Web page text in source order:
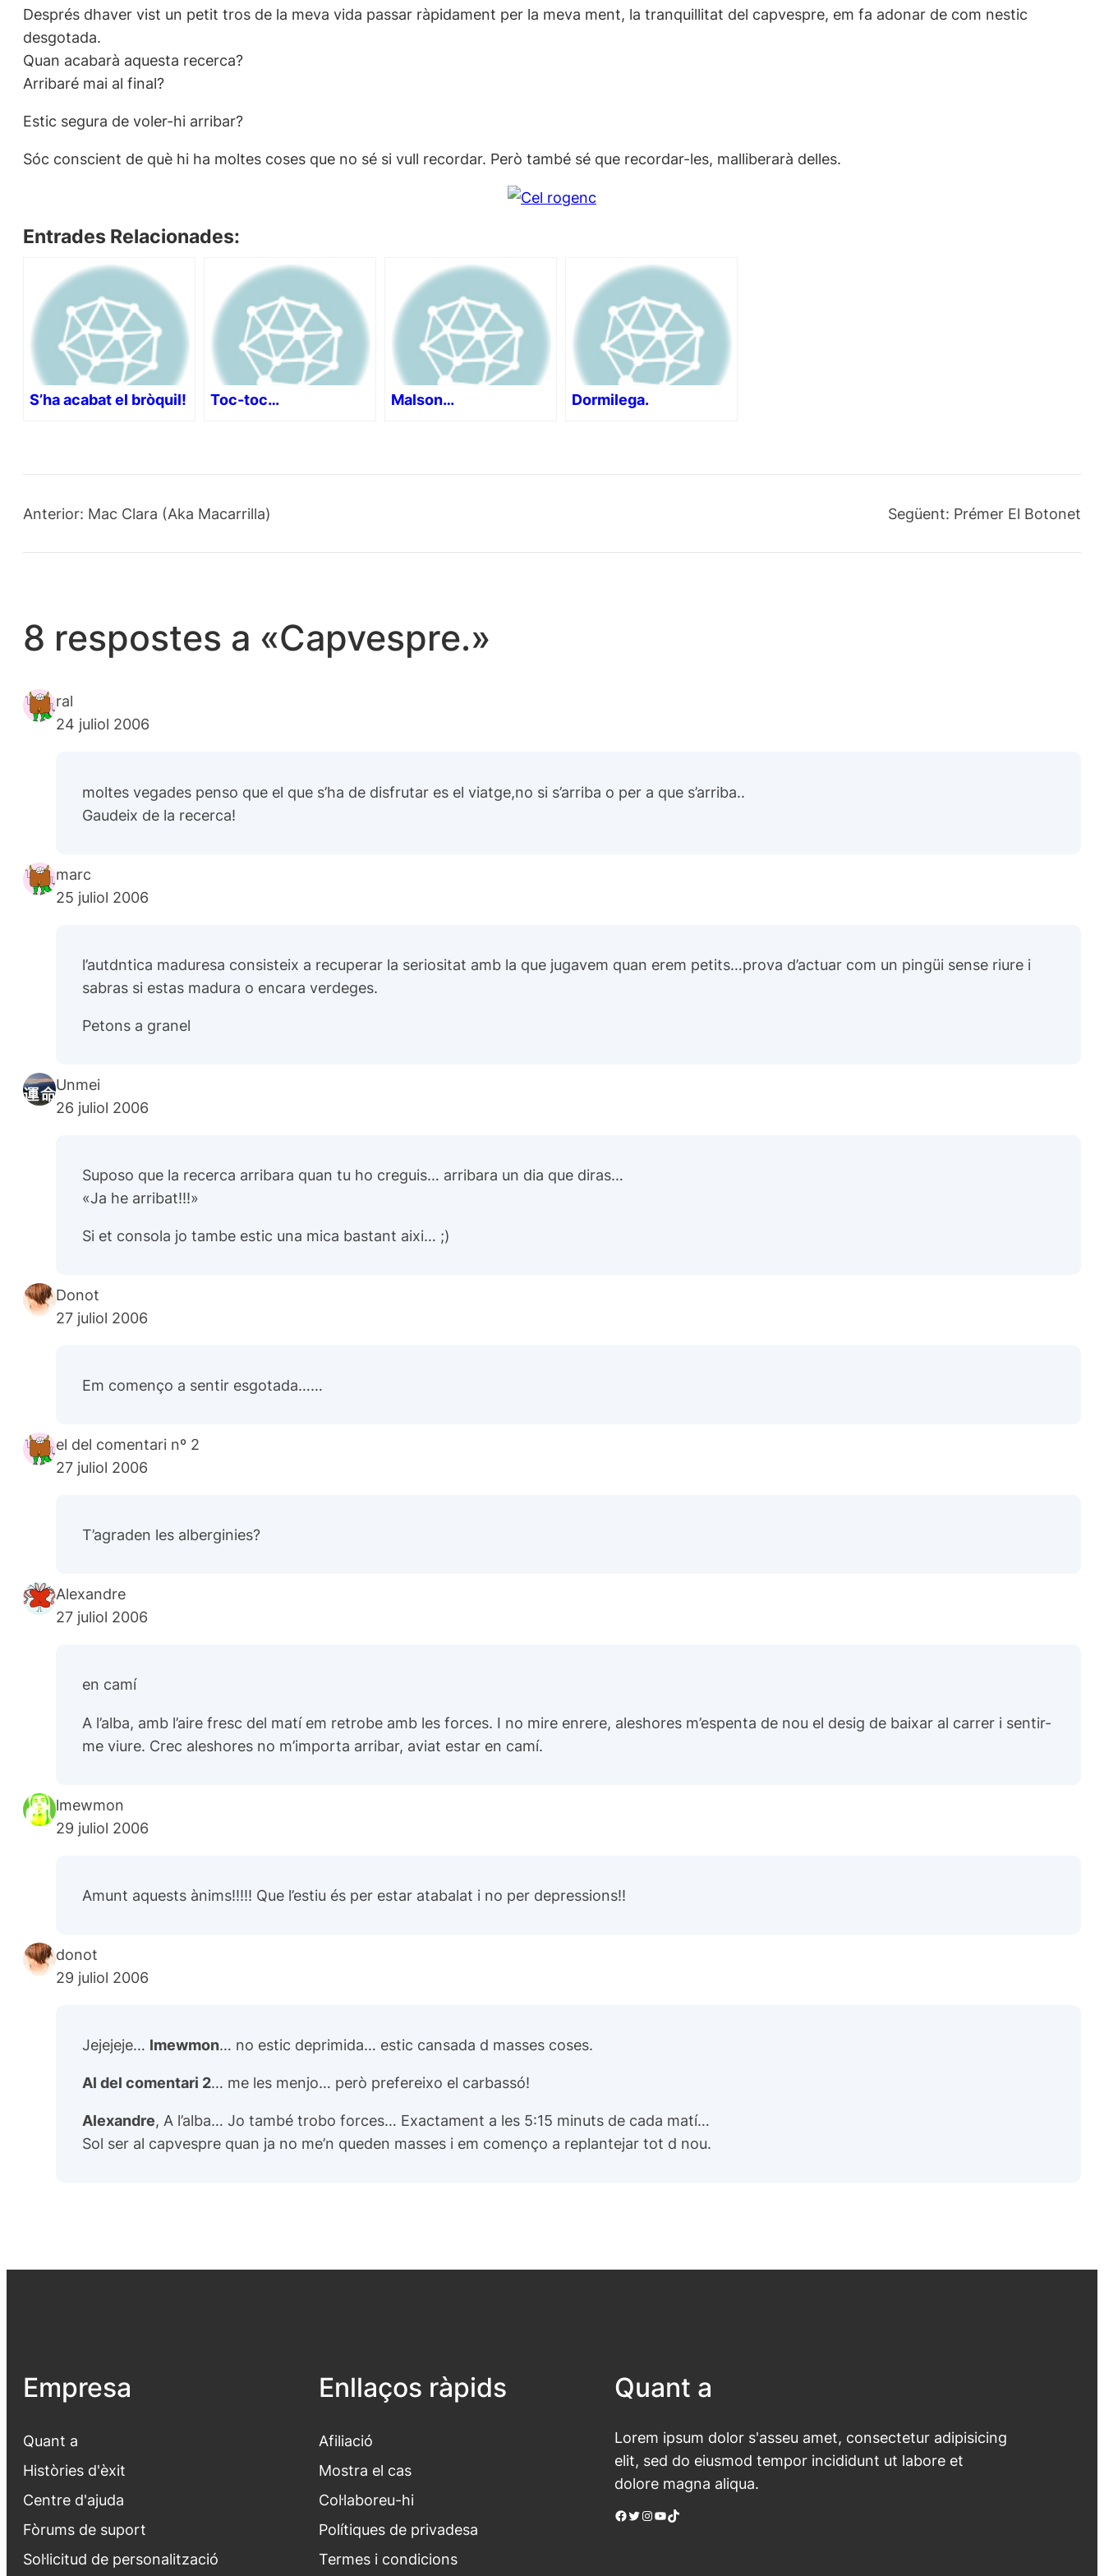
Després dhaver vist un petit tros de la meva vida passar ràpidament per la meva ment, la tranquillitat del capvespre, em fa adonar de com nestic
desgotada.
Quan acabarà aquesta recerca?
Arribaré mai al final?
Estic segura de voler-hi arribar?
Sóc conscient de què hi ha moltes coses que no sé si vull recordar. Però també sé que recordar-les, malliberarà delles.
Entrades Relacionades:
S’ha acabat el bròquil! Toc-toc… Malson… Dormilega.
Anterior: Mac Clara (Aka Macarrilla) Següent: Prémer El Botonet
8 respostes a «Capvespre.»
ral
24 juliol 2006
moltes vegades penso que el que s’ha de disfrutar es el viatge,no si s’arriba o per a que s’arriba..
Gaudeix de la recerca!
marc
25 juliol 2006
l’autdntica maduresa consisteix a recuperar la seriositat amb la que jugavem quan erem petits…prova d’actuar com un pingüi sense riure i
sabras si estas madura o encara verdeges.
Petons a granel
Unmei
26 juliol 2006
Suposo que la recerca arribara quan tu ho creguis… arribara un dia que diras…
«Ja he arribat!!!»
Si et consola jo tambe estic una mica bastant aixi… ;)
Donot
27 juliol 2006
Em començo a sentir esgotada……
el del comentari nº 2
27 juliol 2006
T’agraden les alberginies?
Alexandre
27 juliol 2006
en camí
A l’alba, amb l’aire fresc del matí em retrobe amb les forces. I no mire enrere, aleshores m’espenta de nou el desig de baixar al carrer i sentir-
me viure. Crec aleshores no m’importa arribar, aviat estar en camí.
lmewmon
29 juliol 2006
Amunt aquests ànims!!!!! Que l’estiu és per estar atabalat i no per depressions!!
donot
29 juliol 2006
Jejejeje… lmewmon… no estic deprimida… estic cansada d masses coses.
Al del comentari 2… me les menjo… però prefereixo el carbassó!
Alexandre, A l’alba… Jo també trobo forces… Exactament a les 5:15 minuts de cada matí…
Sol ser al capvespre quan ja no me’n queden masses i em començo a replantejar tot d nou.
Empresa
Quant a
Històries d'èxit
Centre d'ajuda
Fòrums de suport
Sol·licitud de personalització
Enllaços ràpids
Afiliació
Mostra el cas
Col·laboreu-hi
Polítiques de privadesa
Termes i condicions
Quant a
Lorem ipsum dolor s'asseu amet, consectetur adipisicing
elit, sed do eiusmod tempor incididunt ut labore et
dolore magna aliqua.
Facebook Twitter Instagram YouTube TikTok